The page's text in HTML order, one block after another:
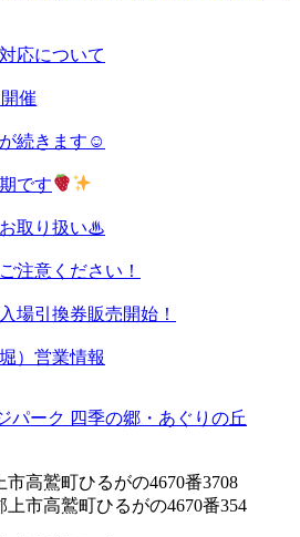
応について
催
続きます☺
です
取り扱い♨
注意ください！
場引換券販売開始！
）営業情報
市高鷲町ひるがの4670番3708
上市高鷲町ひるがの4670番354